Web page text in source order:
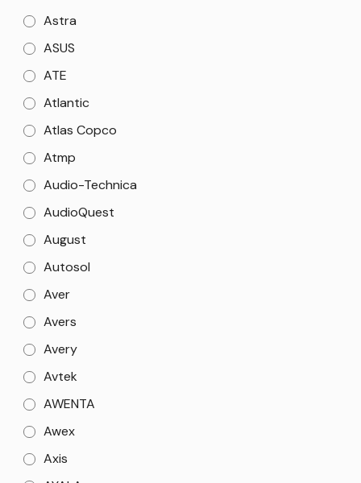
Astra
ASUS
ATE
Atlantic
Atlas Copco
Atmp
Audio-Technica
AudioQuest
August
Autosol
Aver
Avers
Avery
Avtek
AWENTA
Awex
Axis